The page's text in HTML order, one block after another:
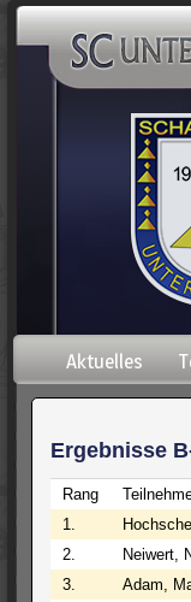
Navigation
überspringen
Aktuelles
Ergebnisse
Rang
1.
2.
Neiwert,
3.
Adam,